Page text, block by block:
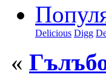
Delicious Digg
«